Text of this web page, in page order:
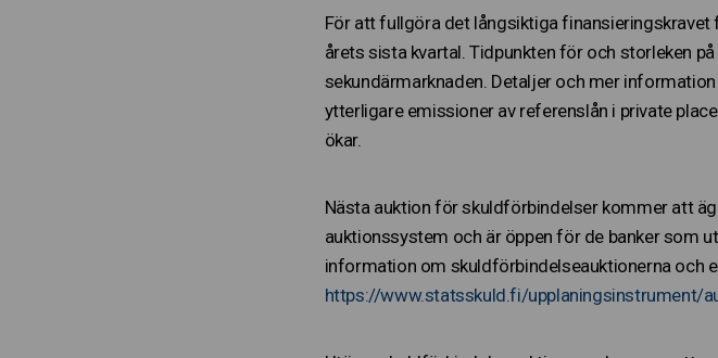
För att fullgöra det långsiktiga
årets sista kvartal. Tidpunkten för och storleken
sekundärmarknaden. Detaljer och mer
ytterligare emissioner av referenslån i private
ökar.
Nästa auktion för skuldförbindelser kommer att
auktionssystem och är öppen för de banker som
information om skuldförbindelseauktionerna och
https://www.statsskuld.fi/upplaningsinstrument/